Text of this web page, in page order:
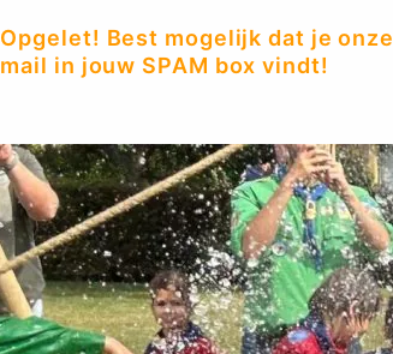
Opgelet! Best mogelijk dat je onze
mail in jouw SPAM box vindt!